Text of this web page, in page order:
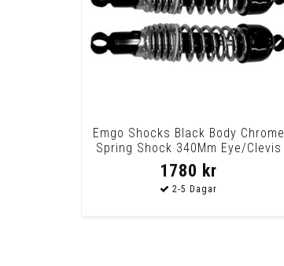
Emgo Shocks Black Body Chrome
Spring Shock 340Mm Eye/Clevis
1780 kr